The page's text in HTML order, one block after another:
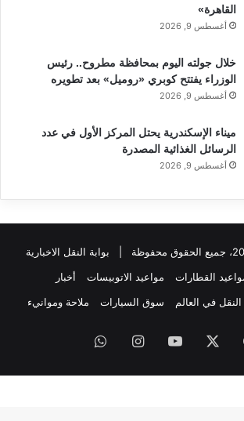
القاهرة»
أغسطس 9, 2026
خلال جولته اليوم بمحافظة مطروح.. رئيس
الوزراء يفتتح كوبري «روميل» بعد تطويره
أغسطس 9, 2026
ميناء الإسكندرية يحتل المركز الأول في عدد
الرسائل الغذائية المصدرة
أغسطس 9, 2026
بوابة النقل الاخبارية
القطارات مواعيد الاتوبيسات
أخبار
النقل في العالم سوق السيارات ملاحة وموانيء
فيسبوك ‫YouTubeانستقرام